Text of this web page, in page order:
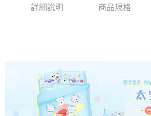
每筆NT$80，滿NT$699(含以上)免運費
詳細說明 商品規格